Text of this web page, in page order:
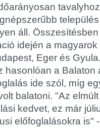
áll.
idején a
Eger és
hasonlóan a Balaton
ide szól, míg
balatoni. "Az
kedvet, ez már
előfoglalásokra is"